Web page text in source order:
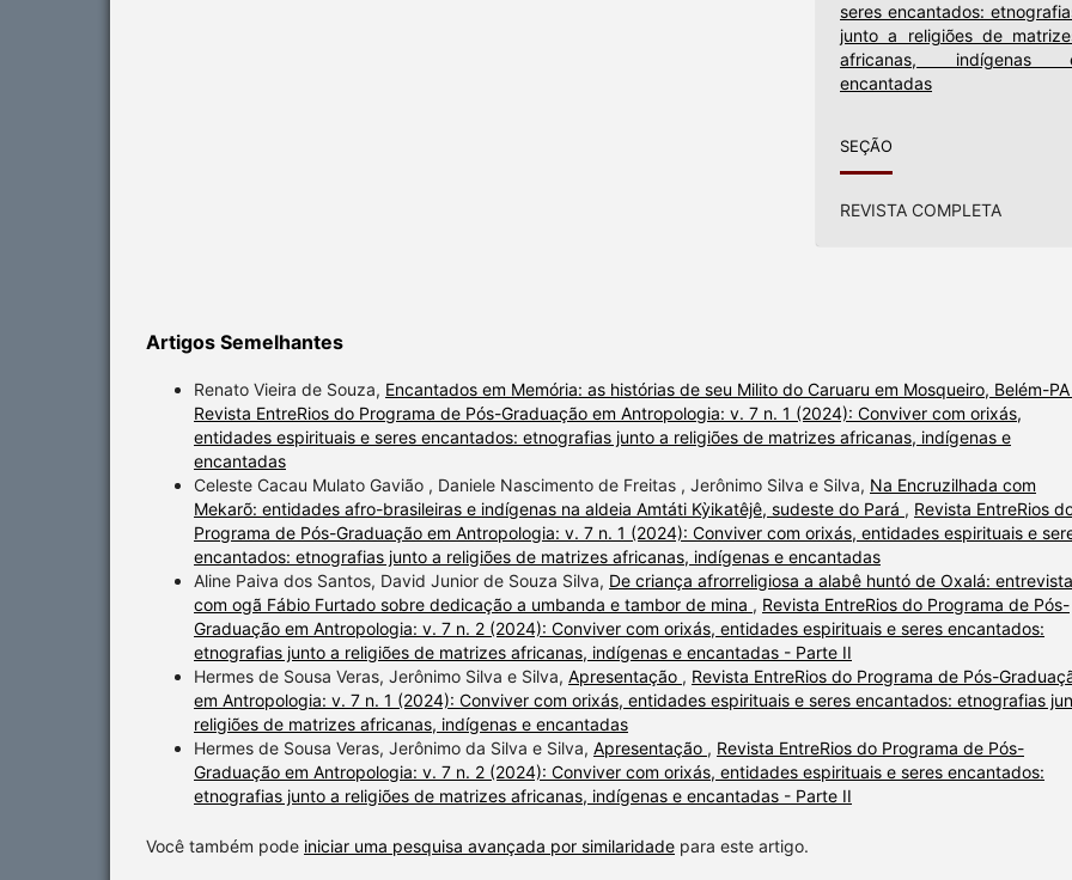
seres encantados:
junto a religiões de
africanas, indígenas
encantadas
SEÇÃO
REVISTA COMPLETA
Artigos Semelhantes
Renato Vieira de Souza, Encantados em Memória: as histórias de seu Milito do Caruaru em Mosqueiro, Belém-PA
Revista EntreRios do Programa de Pós-Graduação em Antropologia: v. 7 n. 1 (2024): Conviver com orixás,
entidades espirituais e seres encantados: etnografias junto a religiões de matrizes africanas, indígenas e
encantadas
Celeste Cacau Mulato Gavião , Daniele Nascimento de Freitas , Jerônimo Silva e Silva, Na Encruzilhada com
Mekarõ: entidades afro-brasileiras e indígenas na aldeia Amtáti Kỳikatêjê, sudeste do Pará , Revista EntreRios
Programa de Pós-Graduação em Antropologia: v. 7 n. 1 (2024): Conviver com orixás, entidades espirituais e
encantados: etnografias junto a religiões de matrizes africanas, indígenas e encantadas
Aline Paiva dos Santos, David Junior de Souza Silva, De criança afrorreligiosa a alabê huntó de Oxalá: entrevista
com ogã Fábio Furtado sobre dedicação a umbanda e tambor de mina , Revista EntreRios do Programa de Pós-
Graduação em Antropologia: v. 7 n. 2 (2024): Conviver com orixás, entidades espirituais e seres encantados:
etnografias junto a religiões de matrizes africanas, indígenas e encantadas - Parte II
Hermes de Sousa Veras, Jerônimo Silva e Silva, Apresentação , Revista EntreRios do Programa de Pós-
em Antropologia: v. 7 n. 1 (2024): Conviver com orixás, entidades espirituais e seres encantados: etnografias
religiões de matrizes africanas, indígenas e encantadas
Hermes de Sousa Veras, Jerônimo da Silva e Silva, Apresentação , Revista EntreRios do Programa de Pós-
Graduação em Antropologia: v. 7 n. 2 (2024): Conviver com orixás, entidades espirituais e seres encantados:
etnografias junto a religiões de matrizes africanas, indígenas e encantadas - Parte II
Você também pode iniciar uma pesquisa avançada por similaridade para este artigo.